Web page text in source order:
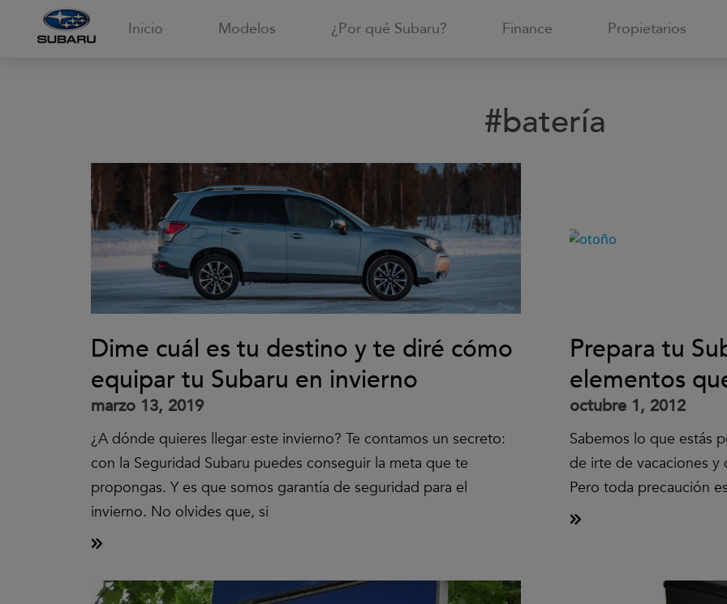
Inicio Modelos ¿Por qué Subaru? Finance Propietarios
#batería
Dime cuál es tu destino y te diré cómo
equipar tu Subaru en invierno
marzo 13, 2019
¿A dónde quieres llegar este invierno? Te contamos un secreto:
con la Seguridad Subaru puedes conseguir la meta que te
propongas. Y es que somos garantía de seguridad para el
invierno. No olvides que, si
Prepara tu
elementos
octubre 1, 2012
Sabemos lo que estás
de irte de vacaciones
Pero toda precaución